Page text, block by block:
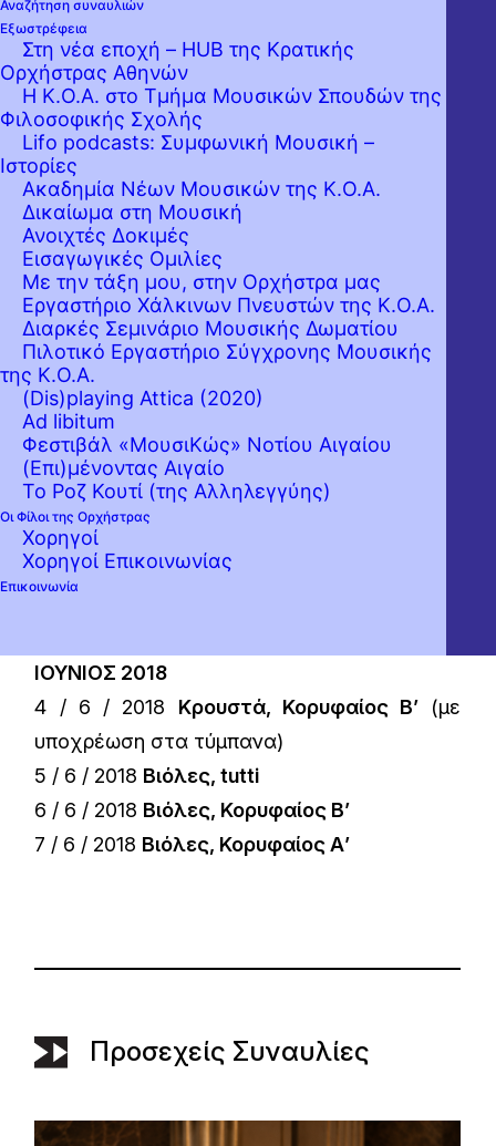
Αναζήτηση συναυλιών
Εξωστρέφεια
Στη νέα εποχή – HUB της Κρατικής
Ορχήστρας Αθηνών
Η Κ.Ο.Α. στο Τμήμα Μουσικών Σπουδών της
Φιλοσοφικής Σχολής
Lifo podcasts: Συμφωνική Μουσική –
Ιστορίες
Ακαδημία Νέων Μουσικών της Κ.Ο.Α.
Δικαίωμα στη Μουσική
Ανοιχτές Δοκιμές
Εισαγωγικές Ομιλίες
Με την τάξη μου, στην Ορχήστρα μας
Εργαστήριo Χάλκινων Πνευστών της Κ.Ο.Α.
Διαρκές Σεμινάριο Μουσικής Δωματίου
Πιλοτικό Εργαστήριο Σύγχρονης Μουσικής
της Κ.Ο.Α.
(Dis)playing Attica (2020)
Ad libitum
Φεστιβάλ «ΜουσιΚώς» Νοτίου Αιγαίου
(Επι)μένοντας Αιγαίο
Το Ροζ Κουτί (της Αλληλεγγύης)
Οι Φίλοι της Ορχήστρας
Χορηγοί
Χορηγοί Επικοινωνίας
Επικοινωνία
Η Κρατική Ορχήστρα Αθηνών, λόγω του
πλήθους των αιτήσεων που κατετέθησαν
για τον διαγωνισμό μονίμου καλλιτεχνικού
προσωπικού, προχωρά στην τροποποίηση
του προγράμματος ακροάσεων ως εξής:
ΜΑΡΤΙΟΣ 2018
17 / 3 / 2018Όμποε, Κορυφαίος Β’
υποχρέωση στο αγγλικό κόρνο)
18 / 3 / 2018Φαγκότα, Κορυφαίος Β’
υποχρέωση στο κόντρα φαγκότο)
26, 27 και 28 / 3 / 2018B’ Βιολιά, tutti
29 / 3 / 2018
30 / 3 / 2018Βιολοντσέλα, Κορυφαίος Β’
ΜΑΪΟΣ 2018
17 / 5 / 2018
Κοντραμπάσα, tutti
18 / 5 / 2018
ΙΟΥΝΙΟΣ 2018
4 / 6 / 2018 Κρουστά, Κορυφαίος Β’ (με
υποχρέωση στα τύμπανα)
5 / 6 / 2018 Βιόλες, tutti
6 / 6 / 2018 Βιόλες, Κορυφαίος Β’
7 / 6 / 2018 Βιόλες, Κορυφαίος Α’
Προσεχείς Συναυλίες